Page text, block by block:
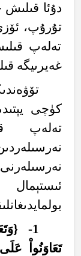
دۇئا قىلىش
تۇرۇپ،
تەلەپ
غەيرىيگە
كۈچى
تەلەپ
1- {و
ت
تعاونوا عل